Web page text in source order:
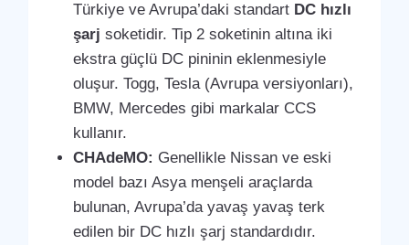
Türkiye ve Avrupa’daki standart DC hızlı
şarj soketidir. Tip 2 soketinin altına iki
ekstra güçlü DC pininin eklenmesiyle
oluşur. Togg, Tesla (Avrupa versiyonları),
BMW, Mercedes gibi markalar CCS
kullanır.
CHAdeMO: Genellikle Nissan ve eski
model bazı Asya menşeli araçlarda
bulunan, Avrupa’da yavaş yavaş terk
edilen bir DC hızlı şarj standardıdır.